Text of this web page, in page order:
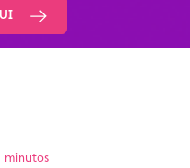
minutos